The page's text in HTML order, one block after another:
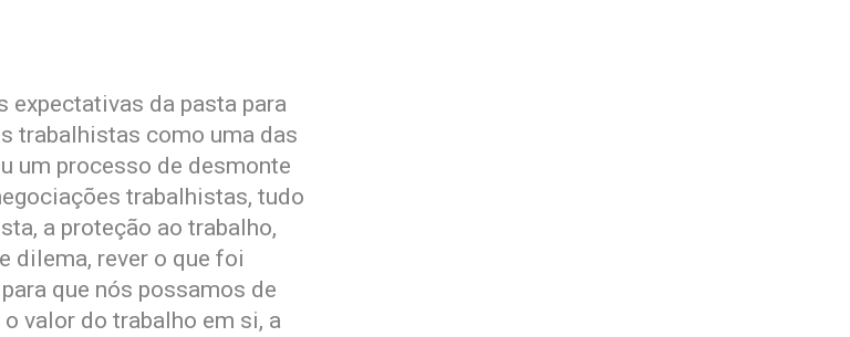
expectativas da pasta para
trabalhistas como uma das
um processo de desmonte
trabalhistas, tudo
a proteção ao trabalho,
dilema, rever o que foi
que nós possamos de
valor do trabalho em si, a